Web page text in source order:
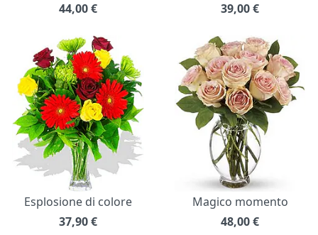
44,00€
39,00€
Esplosione di colore
37,90€
Magico momento
48,00€